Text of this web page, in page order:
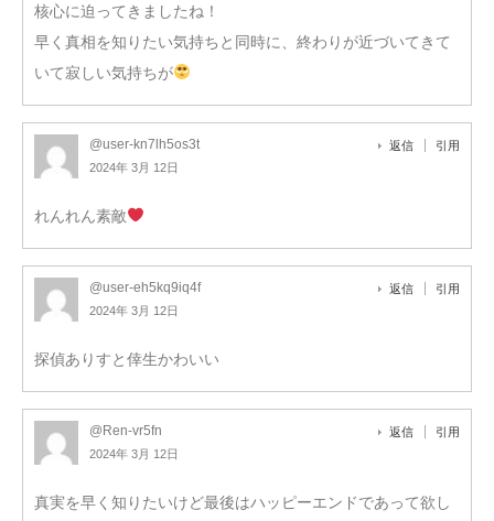
核心に迫ってきましたね！
早く真相を知りたい気持ちと同時に、終わりが近づいてきて
いて寂しい気持ちが
@user-kn7lh5os3t
2024年 3月 12日
返信 引用
れんれん素敵
@user-eh5kq9iq4f
2024年 3月 12日
返信 引用
探偵ありすと倖生かわいい
@Ren-vr5fn
2024年 3月 12日
返信 引用
真実を早く知りたいけど最後はハッピーエンドであって欲し